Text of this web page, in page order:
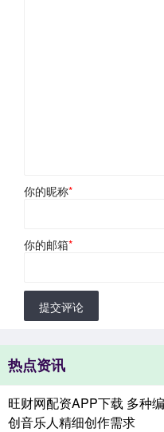
你的昵称*
你的邮箱*
提交评论
热点资讯
旺财网配资APP下载 多种
创音乐人精细创作需求